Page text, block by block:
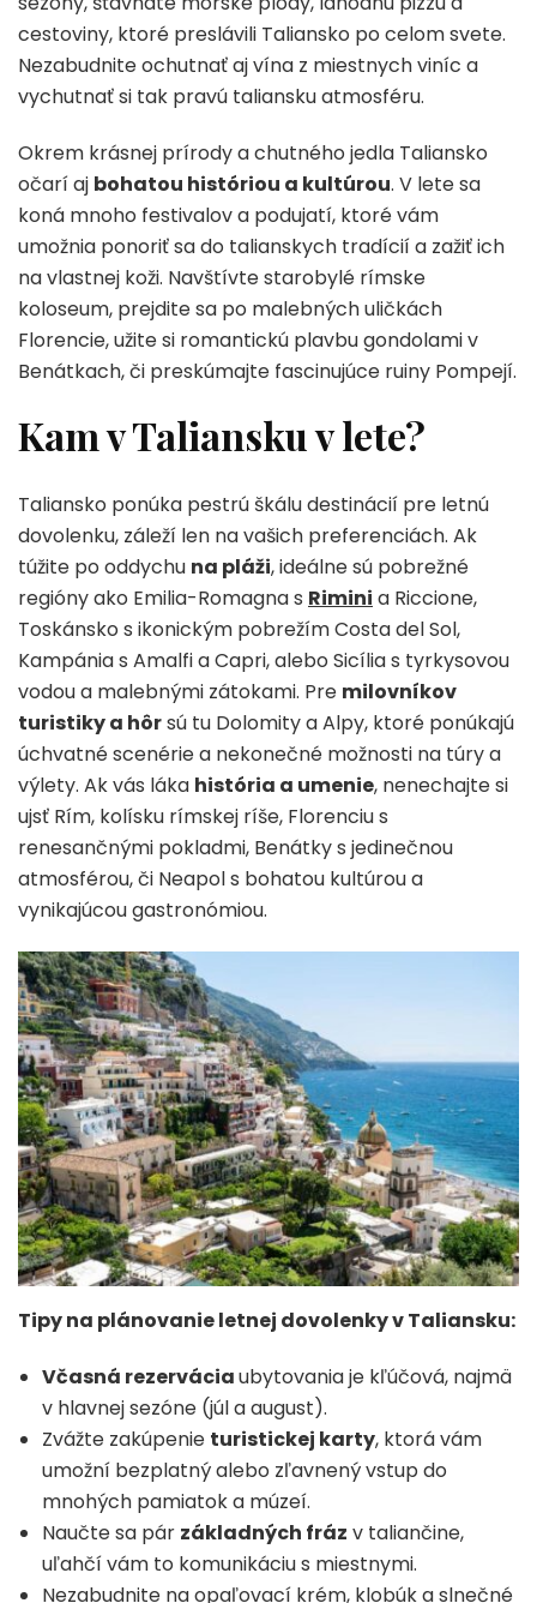
cestoviny, ktoré preslávili Taliansko po celom svete.
Nezabudnite ochutnať aj vína z miestnych viníc a
vychutnať si tak pravú taliansku atmosféru.
Okrem krásnej prírody a chutného jedla Taliansko
očarí aj bohatou históriou a kultúrou. V lete sa
koná mnoho festivalov a podujatí, ktoré vám
umožnia ponoriť sa do talianskych tradícií a zažiť ich
na vlastnej koži. Navštívte starobylé rímske
koloseum, prejdite sa po malebných uličkách
Florencie, užite si romantickú plavbu gondolami v
Benátkach, či preskúmajte fascinujúce ruiny Pompejí.
Kam v Taliansku v lete?
Taliansko ponúka pestrú škálu destinácií pre letnú
dovolenku, záleží len na vašich preferenciách. Ak
túžite po oddychu na pláži, ideálne sú pobrežné
regióny ako Emilia-Romagna s Rimini a Riccione,
Toskánsko s ikonickým pobrežím Costa del Sol,
Kampánia s Amalfi a Capri, alebo Sicília s tyrkysovou
vodou a malebnými zátokami. Pre milovníkov
turistiky a hôrsú tu Dolomity a Alpy, ktoré ponúkajú
úchvatné scenérie a nekonečné možnosti na túry a
výlety. Ak vás láka história a umenie, nenechajte si
ujsť Rím, kolísku rímskej ríše, Florenciu s
renesančnými pokladmi, Benátky s jedinečnou
atmosférou, či Neapol s bohatou kultúrou a
vynikajúcou gastronómiou.
Tipy na plánovanie letnej dovolenky v Taliansku:
Včasná rezerváciaubytovania je kľúčová, najmä
v hlavnej sezóne (júl a august).
Zvážte zakúpenie turistickej karty, ktorá vám
umožní bezplatný alebo zľavnený vstup do
mnohých pamiatok a múzeí.
Naučte sa pár základných fráz v taliančine,
uľahčí vám to komunikáciu s miestnymi.
Nezabudnite na opaľovací krém, klobúk a slnečné